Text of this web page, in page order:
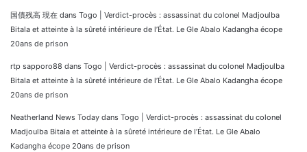
国債残高 現在 dans Togo | Verdict-procès : assassinat du colonel Madjoulba
Bitala et atteinte à la sûreté intérieure de l’État. Le Gle Abalo Kadangha écope
20ans de prison
rtp sapporo88 dans Togo | Verdict-procès : assassinat du colonel Madjoulba
Bitala et atteinte à la sûreté intérieure de l’État. Le Gle Abalo Kadangha écope
20ans de prison
Neatherland News Today dans Togo | Verdict-procès : assassinat du colonel
Madjoulba Bitala et atteinte à la sûreté intérieure de l’État. Le Gle Abalo
Kadangha écope 20ans de prison